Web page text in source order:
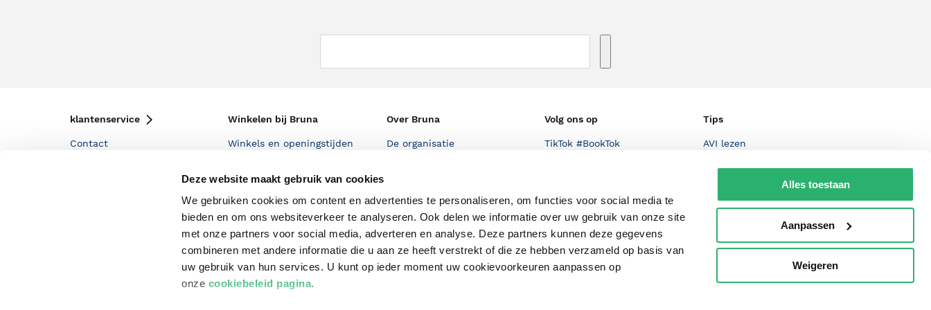
Deze website maakt gebruik van cookies
We gebruiken cookies om content en advertenties te personaliseren, om functies voor social media te
bieden en om ons websiteverkeer te analyseren. Ook delen we informatie over uw gebruik van onze site
met onze partners voor social media, adverteren en analyse. Deze partners kunnen deze gegevens
combineren met andere informatie die u aan ze heeft verstrekt of die ze hebben verzameld op basis van
uw gebruik van hun services. U kunt op ieder moment uw cookievoorkeuren aanpassen op
onze cookiebeleid pagina.
Alles toestaan
Aanpassen
Weigeren
klantenservice
Contact
Annuleren & Retourneren
Zakelijk boeken bestellen
Winkelen bij Bruna
Winkels en openingstijden
Cadeauboxen
Staatsloterij
ING Servicepunten
Over Bruna
De organisatie
De voordelen van Bruna
Responsible Disclosure
Statement
Volg ons op
TikTok #BookTok
Tips
AVI lezen
Kinderboekenweek
Boekenweek
Wet op de Vaste Boekenprijs